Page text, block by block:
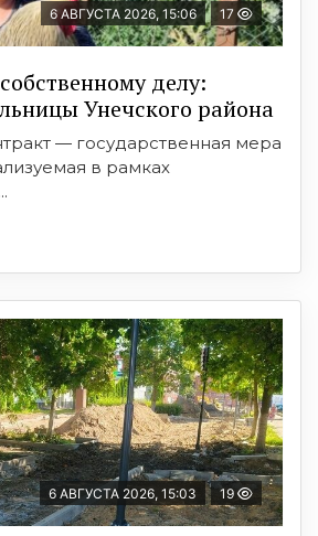
6 АВГУСТА 2026, 15:06 17
делу:
Унечского района
— государственная мера
в рамках
6 АВГУСТА 2026, 15:03 19